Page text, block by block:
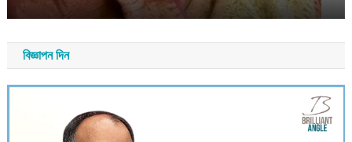
বিজ্ঞাপন দিন